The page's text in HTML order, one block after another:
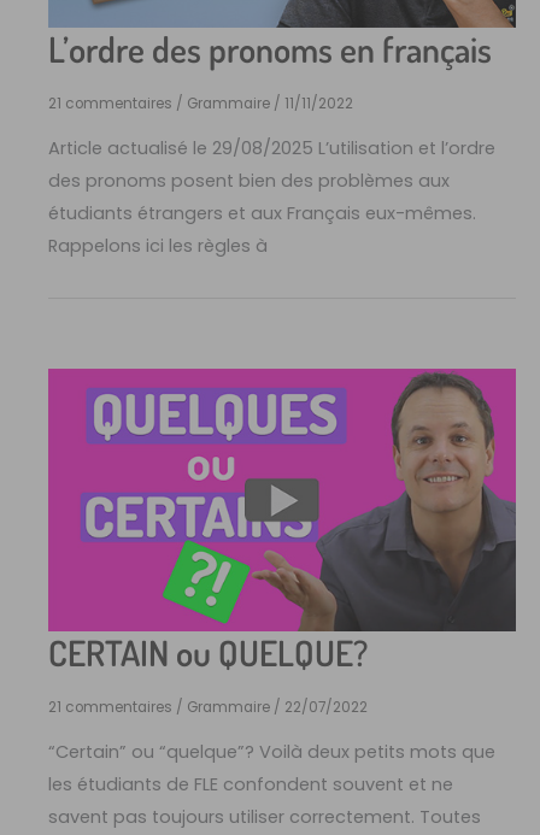
L’ordre des pronoms en français
21 commentaires / Grammaire / 11/11/2022
Article actualisé le 29/08/2025 L’utilisation et l’ordre
des pronoms posent bien des problèmes aux
étudiants étrangers et aux Français eux-mêmes.
Rappelons ici les règles à
CERTAIN ou QUELQUE?
21 commentaires / Grammaire / 22/07/2022
“Certain” ou “quelque”? Voilà deux petits mots que
les étudiants de FLE confondent souvent et ne
savent pas toujours utiliser correctement. Toutes